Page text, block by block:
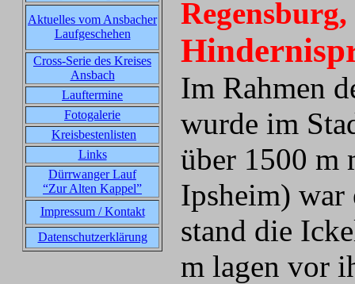
Aktuelles vom Ansbacher
Laufgeschehen
Cross-Serie des Kreises
Ansbach
Lauftermine
Fotogalerie
Kreisbestenlisten
Links
Dürrwanger Lauf
“Zur Alten Kappel”
Impressum / Kontakt
Datenschutzerklärung
Im Rahmen
wurde im
über 1500 m
Ipsheim) war
stand die
m lagen vor